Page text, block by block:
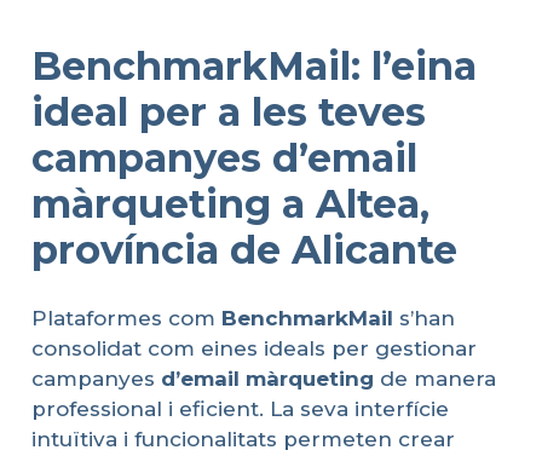
BenchmarkMail: l’eina
ideal per a les teves
campanyes d’email
màrqueting a Altea,
província de Alicante
Plataformes com BenchmarkMail s’han
consolidat com eines ideals per gestionar
campanyes d’email màrqueting de manera
professional i eficient. La seva interfície
intuïtiva i funcionalitats permeten crear